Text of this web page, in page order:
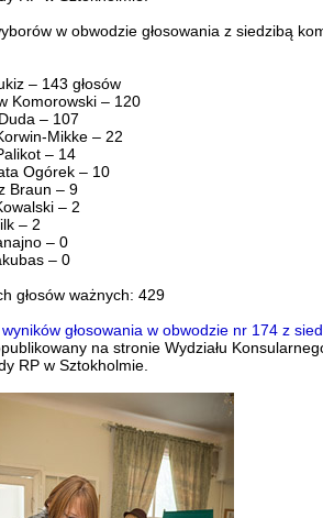
w obwodzie głosowania z siedzibą
– 143 głosów
Komorowski – 120
– 107
Mikke – 22
– 14
Ogórek – 10
Braun – 9
– 2
– 2
– 0
– 0
głosów ważnych: 429
wyników głosowania w obwodzie nr 174 z
na stronie Wydziału
RP w Sztokholmie.